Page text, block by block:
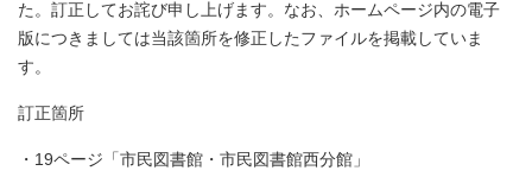
た。訂正してお詫び申し上げます。なお、ホームページ内の電子
版につきましては当該箇所を修正したファイルを掲載していま
す。
訂正箇所
・19ページ「市民図書館・市民図書館西分館」